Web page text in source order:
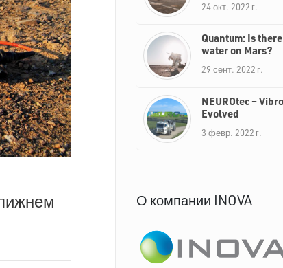
24 окт. 2022 г.
Quantum: Is there
water on Mars?
29 сент. 2022 г.
NEUROtec –
Evolved
3 февр. 2022 г.
О компании INOVA